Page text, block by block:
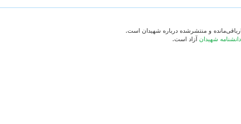
و منتشرشده درباره شهیدان است.
دانشنامه شهیدان آزاد است.